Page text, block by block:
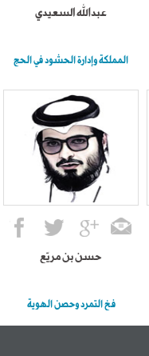
عبدالله السعيدي
المملكة وإدارة الحشود في الحج
حسن بن مريّع
فخ التمرد وحصن الهوية